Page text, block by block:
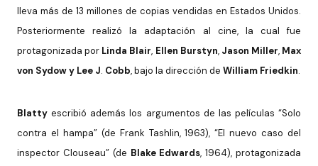
lleva más de 13 millones de copias vendidas en Estados Unidos.
Posteriormente realizó la adaptación al cine, la cual fue
protagonizada por Linda Blair, Ellen Burstyn, Jason Miller, Max
von Sydow y Lee J. Cobb, bajo la dirección de William Friedkin.
Blattyescribió además los argumentos de las películas “Solo
contra el hampa” (de Frank Tashlin, 1963), “El nuevo caso del
inspector Clouseau” (de Blake Edwards, 1964), protagonizada